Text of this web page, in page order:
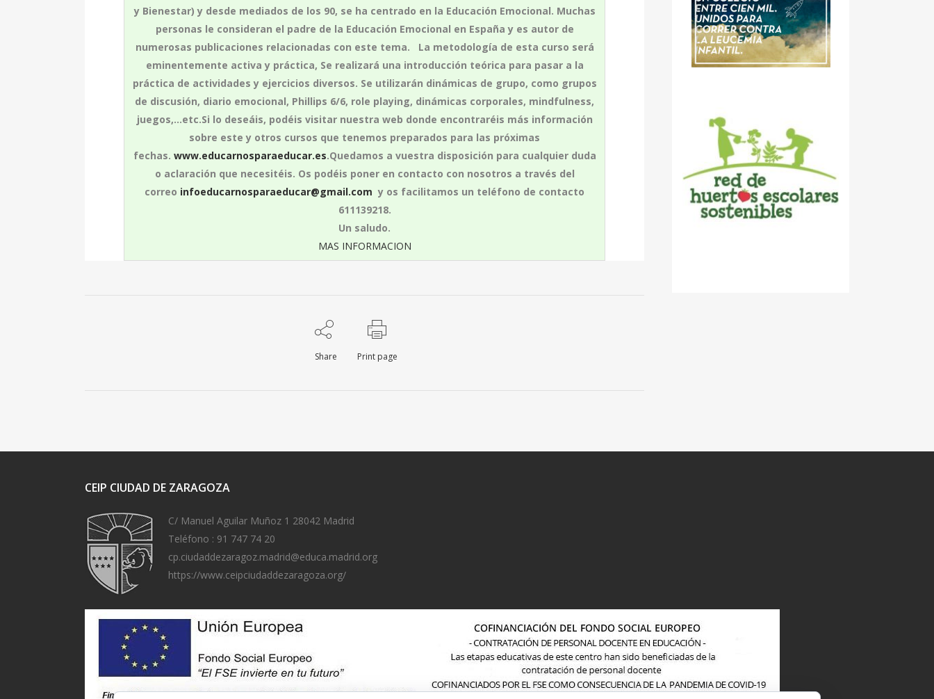
y Bienestar) y desde mediados de los 90, se ha centrado en la Educación Emocional. Muchas
personas le consideran el padre de la Educación Emocional en España y es autor de
numerosas publicaciones relacionadas con este tema. La metodología de esta curso será
eminentemente activa y práctica, Se realizará una introducción teórica para pasar a la
práctica de actividades y ejercicios diversos. Se utilizarán dinámicas de grupo, como grupos
de discusión, diario emocional, Phillips 6/6, role playing, dinámicas corporales, mindfulness,
juegos,…etc.Si lo deseáis, podéis visitar nuestra web donde encontraréis más información
sobre este y otros cursos que tenemos preparados para las próximas
fechas. www.educarnosparaeducar.es.Quedamos a vuestra disposición para cualquier duda
o aclaración que necesitéis. Os podéis poner en contacto con nosotros a través del
correo infoeducarnosparaeducar@gmail.com y os facilitamos un teléfono de contacto
611139218.
Un saludo.
MAS INFORMACION
Share Print page
CEIP CIUDAD DE ZARAGOZA
C/ Manuel Aguilar Muñoz 1 28042 Madrid
Teléfono : 91 747 74 20
cp.ciudaddezaragoz.madrid@educa.madrid.org
https://www.ceipciudaddezaragoza.org/